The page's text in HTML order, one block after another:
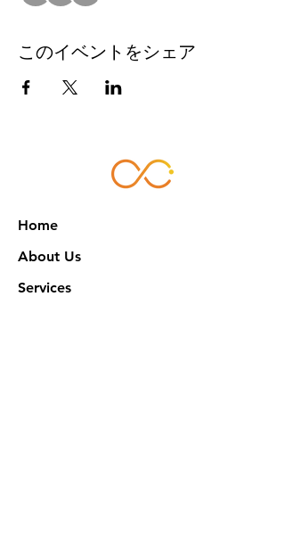
このイベントをシェア
Home
About Us
Services